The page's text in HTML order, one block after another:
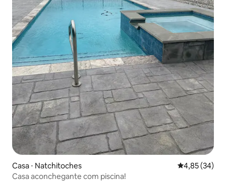
Casa ⋅ Natchitoches 4,85 de uma
4,85 (34)
Casa aconchegante com piscina!